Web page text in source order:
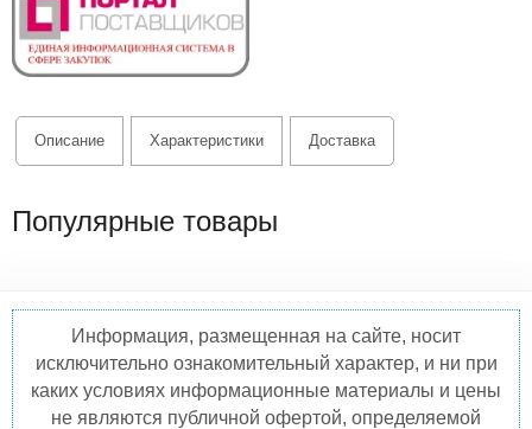
Описание Характеристики Доставка
Популярные товары
Информация, размещенная на сайте, носит
исключительно ознакомительный характер, и ни при
каких условиях информационные материалы и цены
не являются публичной офертой, определяемой